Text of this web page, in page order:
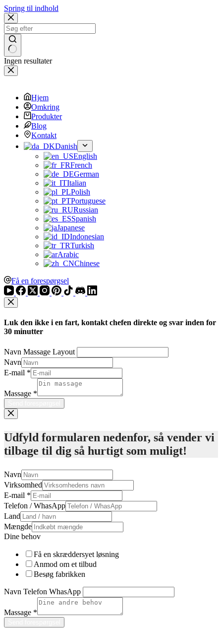
Spring til indhold
Ingen resultater
Hjem
Omkring
Produkter
Blog
Kontakt
Danish
English
French
German
Italian
Polish
Portuguese
Russian
Spanish
Japanese
Indonesian
Turkish
Arabic
Chinese
Få en forespørgsel
Luk den ikke i en fart, kontakt chefen direkte og svar inden for
30 minutter
Navn Massage Layout
Navn
E-mail *
Massage *
Udfyld formularen nedenfor, så vender vi
tilbage til dig så hurtigt som muligt!
Navn
Virksomhed
E-mail *
Telefon / WhasApp
Land
Mængde
Dine behov
Få en skræddersyet løsning
Anmod om et tilbud
Besøg fabrikken
Navn Telefon WhasApp
Massage *